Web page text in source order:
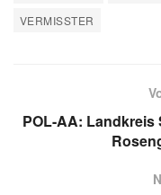
VERMISSTER
POL-AA: Landkreis